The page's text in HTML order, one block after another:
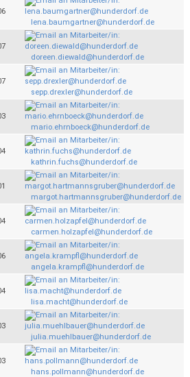
lena.baumgartner@hunderdorf.de
doreen.diewald@hunderdorf.de
sepp.drexler@hunderdorf.de
mario.ehrnboeck@hunderdorf.de
kathrin.fuchs@hunderdorf.de
margot.hartmannsgruber@hunderdorf.de
carmen.holzapfel@hunderdorf.de
angela.krampfl@hunderdorf.de
lisa.macht@hunderdorf.de
julia.muehlbauer@hunderdorf.de
hans.pollmann@hunderdorf.de